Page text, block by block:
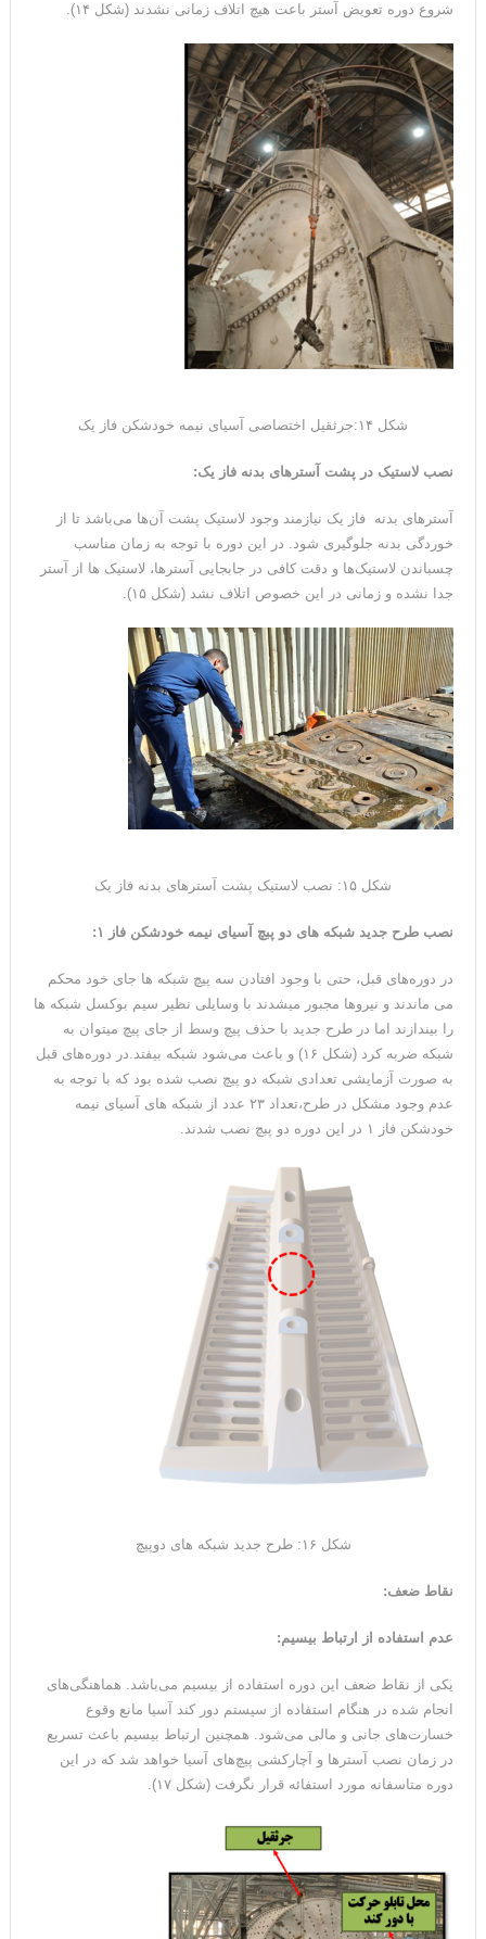
شروع دوره تعویض آستر باعت هیچ اتلاف زمانی نشدند (شکل ۱۴).
شکل ۱۴:جرثقیل اختصاصی آسیای نیمه خودشکن فاز یک
نصب لاستیک در پشت آسترهای بدنه فاز یک:
آسترهای بدنه فاز یک نیازمند وجود لاستیک پشت آن‌ها می‌باشد تا از
خوردگی بدنه جلوگیری شود. در این دوره با توجه به زمان مناسب
چسباندن لاستیک‌ها و دقت کافی در جابجایی آسترها، لاستیک ها از آستر
جدا نشده و زمانی در این خصوص اتلاف نشد (شکل ۱۵).
شکل ۱۵: نصب لاستیک پشت آسترهای بدنه فاز یک
نصب طرح جدید شبکه های دو پبچ آسیای نیمه خودشکن فاز ۱:
در دوره‌های قبل، حتی با وجود افتادن سه پیچ شبکه ها جای خود محکم
می ماندند و نیروها مجبور میشدند با وسایلی نظیر سیم بوکسل شبکه ها
را بیندازند اما در طرح جدید با حذف پیچ وسط از جای پیچ میتوان به
شبکه ضربه کرد (شکل ۱۶) و باعث می‌شود شبکه بیفتد.در دوره‌های قبل
به صورت آزمایشی تعدادی شبکه دو پیچ نصب شده بود که با توجه به
عدم وجود مشکل در طرح،تعداد ۲۳ عدد از شبکه های آسیای نیمه
خودشکن فاز ۱ در این دوره دو پبچ نصب شدند.
شکل ۱۶: طرح جدید شبکه های دوپیچ
نقاط ضعف:
عدم استفاده از ارتباط بیسیم:
یکی از نقاط ضعف این دوره استفاده از بیسیم می‌باشد. هماهنگی‌های
انجام شده در هنگام استفاده از سیستم دور کند آسیا مانع وقوع
خسارت‌های جانی و مالی می‌شود. همچنین ارتباط بیسیم باعث تسریع
در زمان نصب آسترها و آچارکشی پیچ‌های آسیا خواهد شد که در این
دوره متاسفانه مورد استفائه قرار نگرفت (شکل ۱۷).